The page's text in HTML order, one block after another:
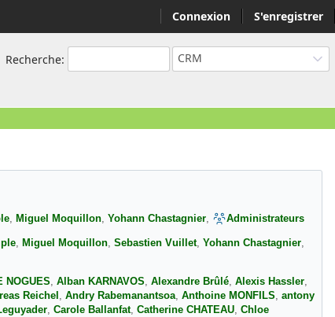
Connexion S'enregistrer
Recherche: CRM
Miguel Moquillon Yohann Chastagnier Administrateurs
, Miguel Moquillon, Sebastien Vuillet, Yohann Chastagnier,
NOGUES, Alban KARNAVOS, Alexandre Brûlé, Alexis Hassler,
Reichel , Andry Rabemanantsoa, Anthoine MONFILS, antony
, Carole Ballanfat, Catherine CHATEAU, Chloe